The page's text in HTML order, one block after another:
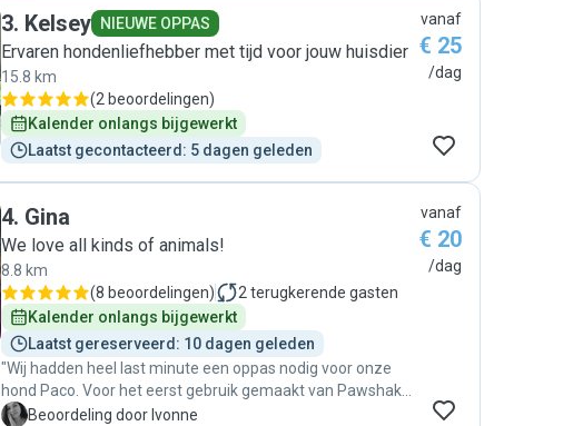
3. Kelsey NIEUWE OPPAS
Ervaren hondenliefhebber met tijd voor jouw huisdier
15.8 km
(2 beoordelingen)
Kalender onlangs bijgewerkt
Laatst gecontacteerd: 5 dagen geleden
vanaf
€ 25
/dag
4. Gina
We love all kinds of animals!
8.8 km
(8 beoordelingen) 2 terugkerende gasten
Kalender onlangs bijgewerkt
Laatst gereserveerd: 10 dagen geleden
"Wij hadden heel last minute een oppas nodig voor onze
hond Paco. Voor het eerst gebruik gemaakt van Pawshake
en dit beviel heel goed! Gina reageerde snel en duidelijk.
I Beoordeling door Ivonne
vanaf
€ 20
/dag